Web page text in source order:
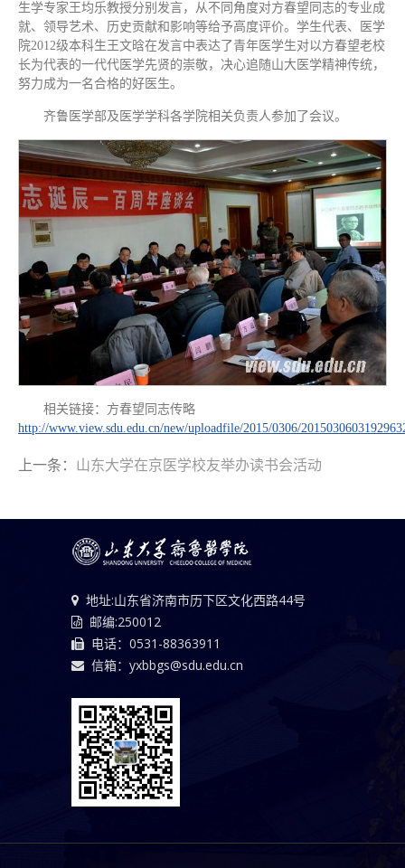
生学专家王均乐教授分别发言，从不同角度对方春望同志的专业成
就、领导艺术、历史贡献和影响等给予高度评价。学生代表、医学
院2012级本科生王文晗在发言中表达了青年医学生对以方春望老校
长为代表的一代代医学先贤的崇敬，决心追随山大医学精神传统，
努力成为一名合格的好医生。
齐鲁医学部及医学学科各学院相关负责人参加了会议。
相关链接：方春望同志传略
http://www.view.sdu.edu.cn/new/uploadfile/2015/0306/
上一条： 山东大学在京医学校友举办读书会活动
地址:山东省济南市历下区文化西路44号
邮编:250012
电话：0531-88363911
信箱：yxbbgs@sdu.edu.cn